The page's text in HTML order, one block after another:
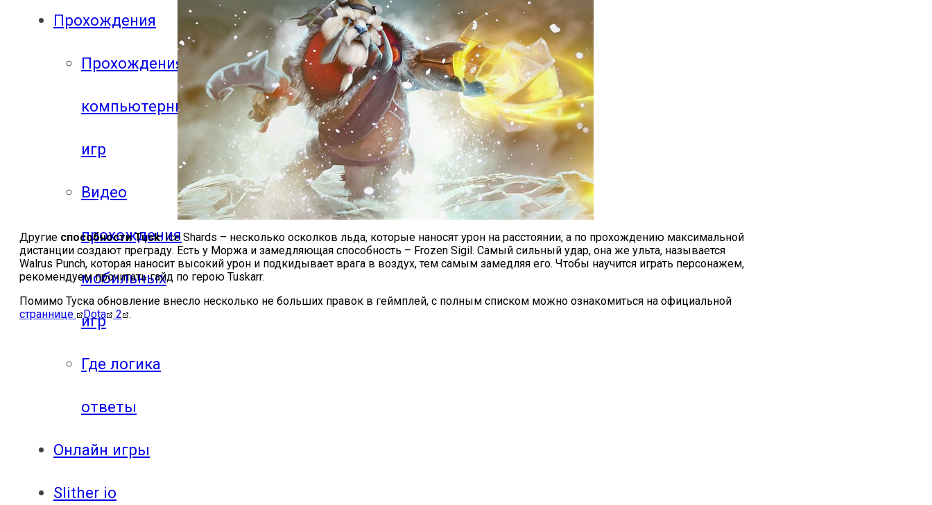
Прохождения
Прохождения
компьютерных
игр
Видео
прохождения
мобильных
игр
Где логика
ответы
Онлайн игры
Slither io
Другие способностиTusk: Ice Shards – несколько осколков льда, которые наносят урон на расстоянии, а по прохождению максимальной
дистанции создают преграду. Есть у Моржа и замедляющая способность – Frozen Sigil. Самый сильный удар, она же ульта, называется
Walrus Punch, которая наносит высокий урон и подкидывает врага в воздух, тем самым замедляя его. Чтобы научится играть персонажем,
рекомендуем прочитать гайд по герою Tuskarr.
Помимо Туска обновление внесло несколько не больших правок в геймплей, с полным списком можно ознакомиться на официальной
страннице
Dota 2 .